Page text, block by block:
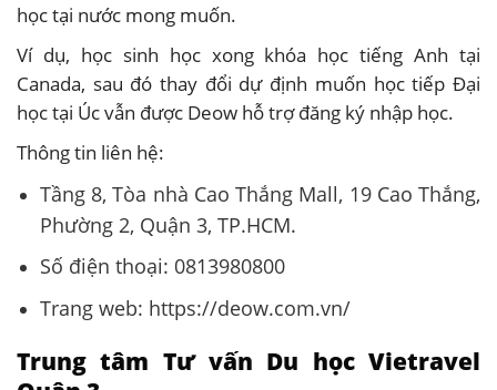
học tại nước mong muốn.
Ví dụ, học sinh học xong khóa học tiếng Anh tại
Canada, sau đó thay đổi dự định muốn học tiếp Đại
học tại Úc vẫn được Deow hỗ trợ đăng ký nhập học.
Thông tin liên hệ:
Tầng 8, Tòa nhà Cao Thắng Mall, 19 Cao Thắng,
Phường 2, Quận 3, TP.HCM.
Số điện thoại: 0813980800
Trang web: https://deow.com.vn/
Trung tâm Tư vấn Du học Vietravel